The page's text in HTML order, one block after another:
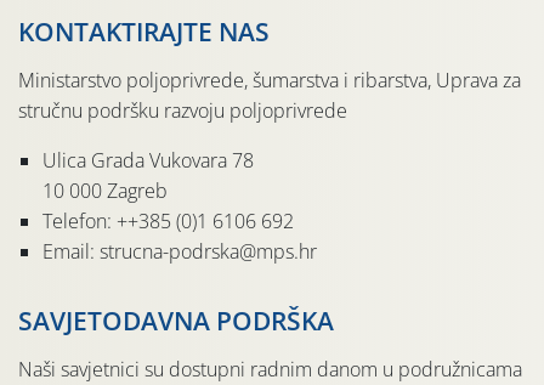
KONTAKTIRAJTE NAS
Ministarstvo poljoprivrede, šumarstva i ribarstva, Uprava za
stručnu podršku razvoju poljoprivrede
Ulica Grada Vukovara 78
10 000 Zagreb
Telefon: ++385 (0)1 6106 692
Email: strucna-podrska@mps.hr
SAVJETODAVNA PODRŠKA
Naši savjetnici su dostupni radnim danom u podružnicama